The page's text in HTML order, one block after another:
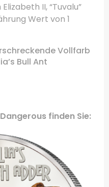
Elizabeth II,“Tuvalu”
Wert von 1
Vollfarb
Bull Ant
finden Sie: